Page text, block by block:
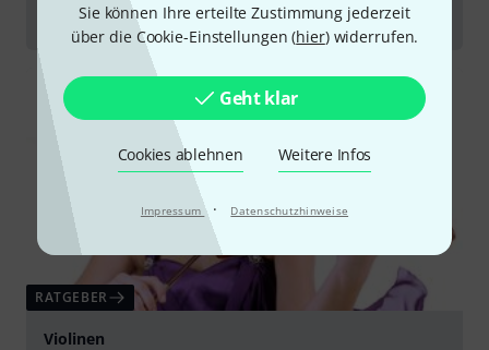
Sie können Ihre erteilte Zustimmung jederzeit
über die Cookie-Einstellungen (hier) widerrufen.
Geht klar
Cookies ablehnen Weitere Infos
Impressum · Datenschutzhinweise
Instrumente für Einsteiger
RATGEBER
Violinen